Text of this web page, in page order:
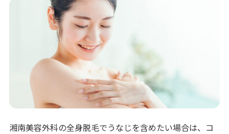
湘南美容外科の全身脱毛でうなじを含めたい場合は、コ